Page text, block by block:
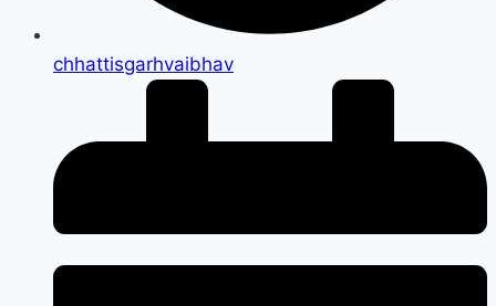
chhattisgarhvaibhav